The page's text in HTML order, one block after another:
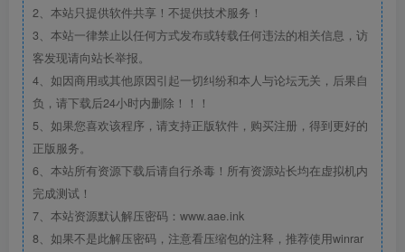
2、本站只提供软件共享！不提供技术服务！
3、本站一律禁止以任何方式发布或转载任何违法的相关信息，访
客发现请向站长举报。
4、如因商用或其他原因引起一切纠纷和本人与论坛无关，后果自
负，请下载后24小时内删除！！！
5、如果您喜欢该程序，请支持正版软件，购买注册，得到更好的
正版服务。
6、本站所有资源下载后请自行杀毒！所有资源站长均在虚拟机内
完成测试！
7、本站资源默认解压密码：www.aae.ink
8、如果不是此解压密码，注意看压缩包的注释，推荐使用winrar